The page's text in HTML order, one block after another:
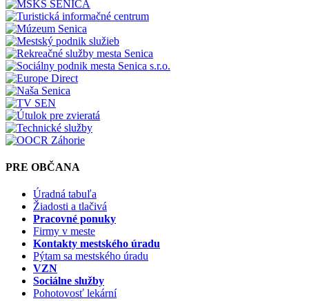
PRE OBČANA
Úradná tabuľa
Žiadosti a tlačivá
Pracovné ponuky
Firmy v meste
Kontakty mestského úradu
Pýtam sa mestského úradu
VZN
Sociálne služby
Pohotovosť lekární